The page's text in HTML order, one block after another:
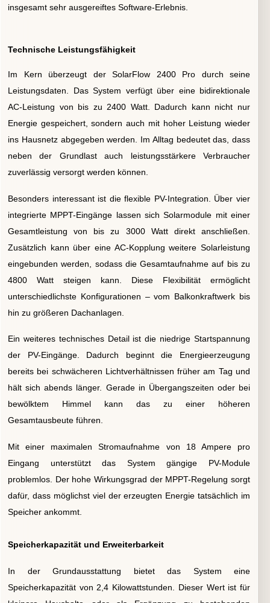
insgesamt sehr ausgereiftes Software-Erlebnis.
Technische Leistungsfähigkeit
Im Kern überzeugt der SolarFlow 2400 Pro durch seine
Leistungsdaten. Das System verfügt über eine bidirektionale
AC-Leistung von bis zu 2400 Watt. Dadurch kann nicht nur
Energie gespeichert, sondern auch mit hoher Leistung wieder
ins Hausnetz abgegeben werden. Im Alltag bedeutet das, dass
neben der Grundlast auch leistungsstärkere Verbraucher
zuverlässig versorgt werden können.
Besonders interessant ist die flexible PV-Integration. Über vier
integrierte MPPT-Eingänge lassen sich Solarmodule mit einer
Gesamtleistung von bis zu 3000 Watt direkt anschließen.
Zusätzlich kann über eine AC-Kopplung weitere Solarleistung
eingebunden werden, sodass die Gesamtaufnahme auf bis zu
4800 Watt steigen kann. Diese Flexibilität ermöglicht
unterschiedlichste Konfigurationen – vom Balkonkraftwerk bis
hin zu größeren Dachanlagen.
Ein weiteres technisches Detail ist die niedrige Startspannung
der PV-Eingänge. Dadurch beginnt die Energieerzeugung
bereits bei schwächeren Lichtverhältnissen früher am Tag und
hält sich abends länger. Gerade in Übergangszeiten oder bei
bewölktem Himmel kann das zu einer höheren
Gesamtausbeute führen.
Mit einer maximalen Stromaufnahme von 18 Ampere pro
Eingang unterstützt das System gängige PV-Module
problemlos. Der hohe Wirkungsgrad der MPPT-Regelung sorgt
dafür, dass möglichst viel der erzeugten Energie tatsächlich im
Speicher ankommt.
Speicherkapazität und Erweiterbarkeit
In der Grundausstattung bietet das System eine
Speicherkapazität von 2,4 Kilowattstunden. Dieser Wert ist für